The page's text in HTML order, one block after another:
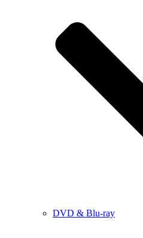
DVD & Blu-ray